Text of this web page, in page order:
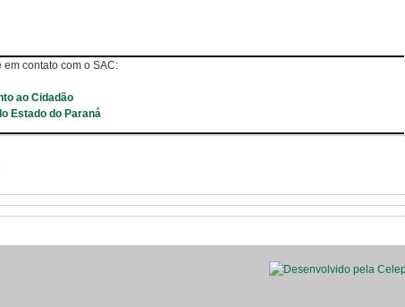
contato com o SAC:
ao Cidadão
Estado do Paraná